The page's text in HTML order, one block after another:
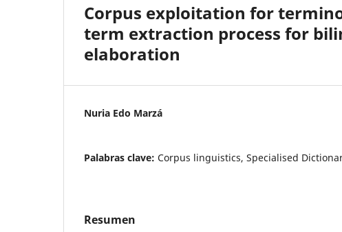
Corpus exploitation for
term extraction process for
elaboration
Nuria Edo Marzá
Palabras clave: Corpus linguistics, Specialised
Resumen